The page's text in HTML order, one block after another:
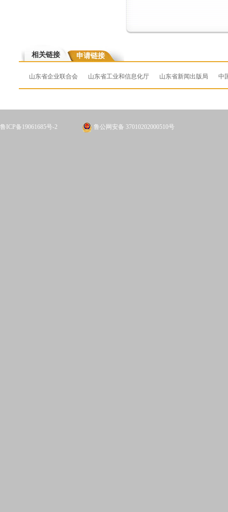
相关链接 申请链接
山东省企业联合会 山东省工业和信息化厅 山东省新闻出版局 中
鲁ICP备19061685号-2 鲁公网安备 37010202000510号